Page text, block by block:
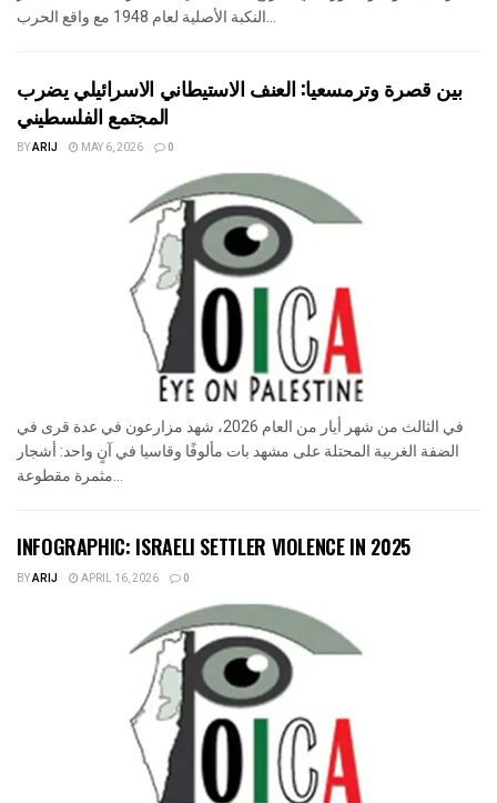
بين قصرة وترمسعيا: العنف الاستيطاني الاسرائيلي يضرب
المجتمع الفلسطيني
BYARIJ MAY 6, 2026 0
في الثالث من شهر أيار من العام 2026، شهد مزارعون في عدة قرى في
الضفة الغربية المحتلة على مشهد بات مألوفًا وقاسيا في آنٍ واحد: أشجار
INFOGRAPHIC: ISRAELI SETTLER VIOLENCE IN 2025
BYARIJ APRIL 16, 2026 0